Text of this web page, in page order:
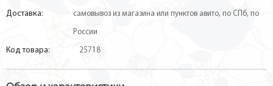
Доставка: самовывоз из магазина или пунктов авито, по СПб, по
России
Код товара: 25718